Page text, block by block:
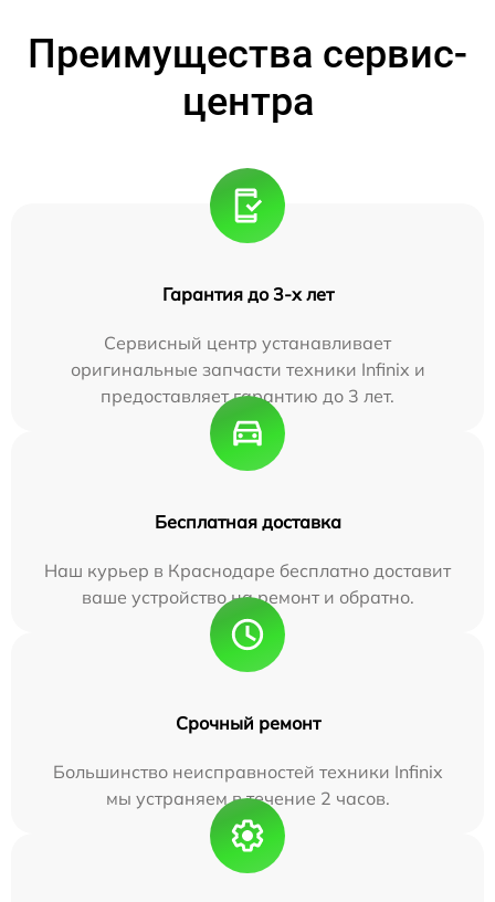
Преимущества сервис-
центра
Гарантия до 3-х лет
Сервисный центр устанавливает
оригинальные запчасти техники Infinix и
предоставляет гарантию до 3 лет.
Бесплатная доставка
Наш курьер в Краснодаре бесплатно доставит
ваше устройство на ремонт и обратно.
Срочный ремонт
Большинство неисправностей техники Infinix
мы устраняем в течение 2 часов.